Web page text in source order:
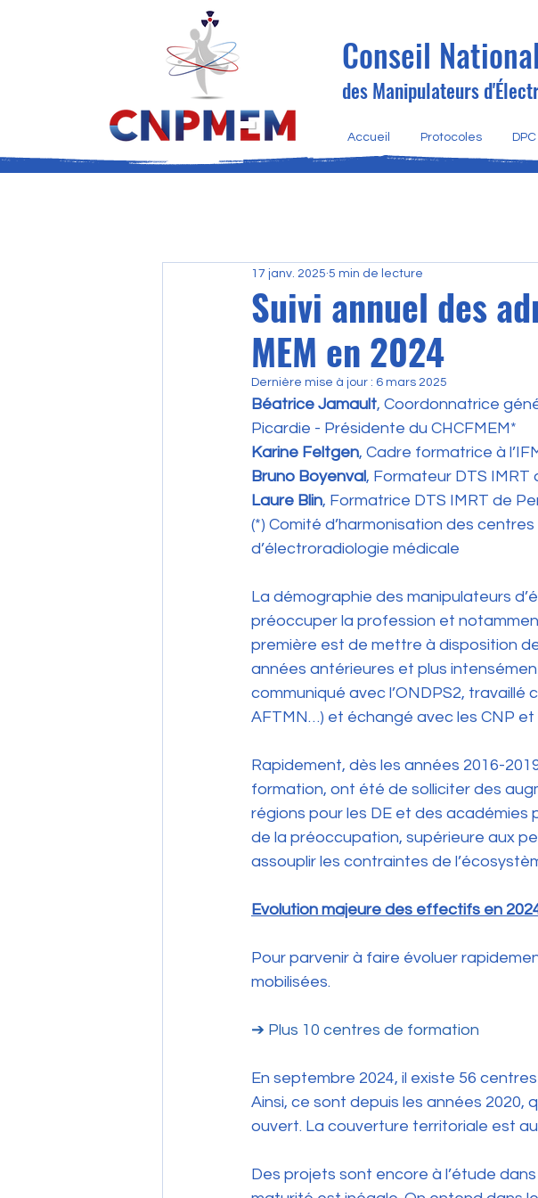
Conseil
des Manipulateurs
Accueil Protocoles DPC
Suivi annuel des
MEM en 2024
17 janv. 2025 5 min de lecture
Dernière mise à jour : 6 mars 2025
Béatrice Jamault, Coordonnatrice
Picardie - Présidente du CHCFMEM*
Karine Feltgen, Cadre formatrice à
Bruno Boyenval, Formateur DTS IMRT
Laure Blin, Formatrice DTS IMRT de
(*) Comité d’harmonisation des
d’électroradiologie médicale
La démographie des manipulateurs
préoccuper la profession et
première est de mettre à disposition
années antérieures et plus
communiqué avec l’ONDPS2, travaillé
AFTMN…) et échangé avec les CNP
Rapidement, dès les années 2016-
formation, ont été de solliciter des
régions pour les DE et des académies
de la préoccupation, supérieure aux
assouplir les contraintes de
Evolution majeure des effectifs en
Pour parvenir à faire évoluer
mobilisées.
➔ Plus 10 centres de formation
En septembre 2024, il existe 56
Ainsi, ce sont depuis les années 2020,
ouvert. La couverture territoriale est
Des projets sont encore à l’étude